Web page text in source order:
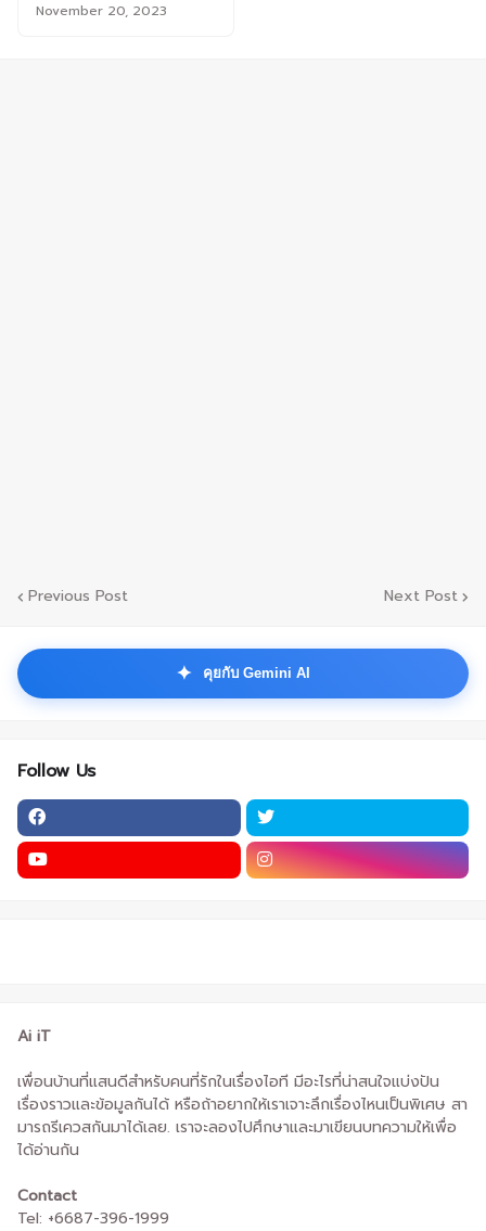
November 20, 2023
Previous Post Next Post
✦ คุยกับ Gemini AI
Follow Us
Ai iT
เพื่อนบ้านที่แสนดีสำหรับคนที่รักในเรื่องไอที มีอะไรที่น่าสนใจแบ่งปัน
เรื่องราวและข้อมูลกันได้ หรือถ้าอยากให้เราเจาะลึกเรื่องไหนเป็นพิเศษ สา
มารถรีเควสกันมาได้เลย. เราจะลองไปศึกษาและมาเขียนบทความให้เพื่อ
ได้อ่านกัน
Contact
Tel: +6687-396-1999